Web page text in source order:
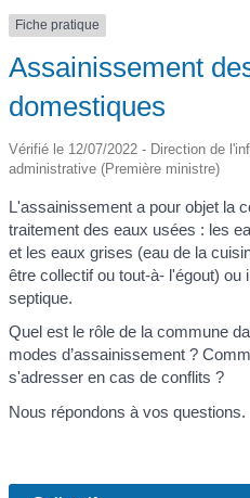
Fiche pratique
Assainissement
domestiques
Vérifié le 12/07/2022 - Direction de
administrative (Première ministre)
L'assainissement a pour objet la
traitement des eaux usées : les
et les eaux grises (eau de la
être collectif ou tout-à- l'égout) ou
septique.
Quel est le rôle de la commune
modes d’assainissement ?
s'adresser en cas de conflits ?
Nous répondons à vos questions.